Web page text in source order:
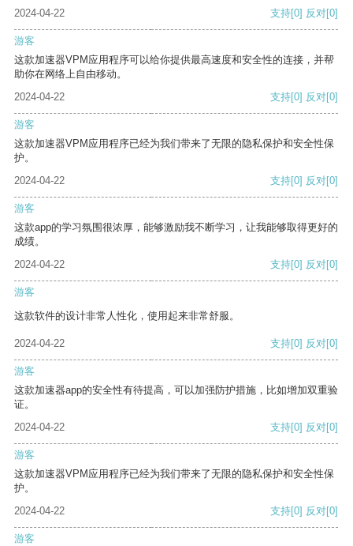
2024-04-22 支持[0] 反对[0]
游客
这款加速器VPM应用程序可以给你提供最高速度和安全性的连接，并帮
助你在网络上自由移动。
2024-04-22
支持[0] 反对[0]
游客
这款加速器VPM应用程序已经为我们带来了无限的隐私保护和安全性保
护。
2024-04-22
支持[0] 反对[0]
游客
这款app的学习氛围很浓厚，能够激励我不断学习，让我能够取得更好的
成绩。
2024-04-22
支持[0] 反对[0]
游客
这款软件的设计非常人性化，使用起来非常舒服。
2024-04-22 支持[0] 反对[0]
游客
这款加速器app的安全性有待提高，可以加强防护措施，比如增加双重验
证。
2024-04-22
支持[0] 反对[0]
游客
这款加速器VPM应用程序已经为我们带来了无限的隐私保护和安全性保
护。
2024-04-22
支持[0] 反对[0]
游客